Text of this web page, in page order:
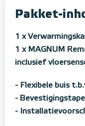
Pakket-
1 x
1 x MAGNUM
inclusief
- Flexibele buis
- Bevestigingstape
-